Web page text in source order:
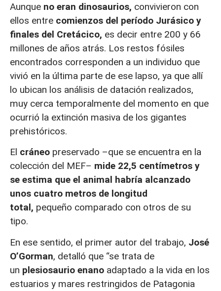
Aunque no eran dinosaurios, convivieron con
ellos entre comienzos del período Jurásico y
finales del Cretácico, es decir entre 200 y 66
millones de años atrás. Los restos fósiles
encontrados corresponden a un individuo que
vivió en la última parte de ese lapso, ya que allí
lo ubican los análisis de datación realizados,
muy cerca temporalmente del momento en que
ocurrió la extinción masiva de los gigantes
prehistóricos.
El cráneo preservado –que se encuentra en la
colección del MEF– mide 22,5 centímetros y
se estima que el animal habría alcanzado
unos cuatro metros de longitud
total, pequeño comparado con otros de su
tipo.
En ese sentido, el primer autor del trabajo, José
O’Gorman, detalló que “se trata de
un plesiosaurio enano adaptado a la vida en los
estuarios y mares restringidos de Patagonia